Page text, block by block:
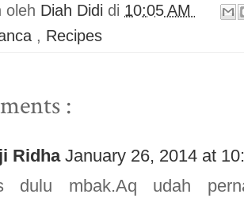
oleh Diah Didi di 10:05 AM
, Recipes
:
Ridha January 26, 2014 at
dulu mbak.Aq udah